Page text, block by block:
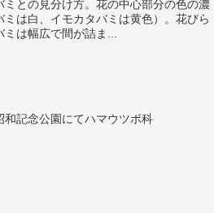
との見分け方。花の中心部分の色の濃
は白、イモカタバミは黄色）。花びら
ミは幅広で間が詰ま...
記念公園にてハマウツボ科